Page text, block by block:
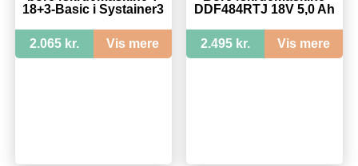
18+3-Basic i Systainer3
2.065 kr. Vis mere
DDF484RTJ 18V 5,0 Ah
2.495 kr. Vis mere